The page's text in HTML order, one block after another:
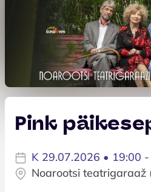
Pink
K 29.07.2026 • 19:00
Noarootsi teatrigaraaž